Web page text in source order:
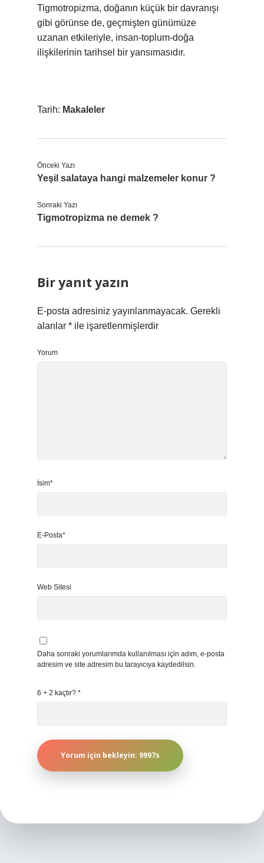
Tigmotropizma, doğanın küçük bir davranışı
gibi görünse de, geçmişten günümüze
uzanan etkileriyle, insan-toplum-doğa
ilişkilerinin tarihsel bir yansımasıdır.
Tarih: Makaleler
Önceki Yazı
Yeşil salataya hangi malzemeler konur ?
Sonraki Yazı
Tigmotropizma ne demek ?
Bir yanıt yazın
E-posta adresiniz yayınlanmayacak. Gerekli
alanlar * ile işaretlenmişlerdir
Yorum
İsim*
E-Posta*
Web Sitesi
Daha sonraki yorumlarımda kullanılması için adım, e-posta
adresim ve site adresim bu tarayıcıya kaydedilsin.
6 + 2 kaçtır? *